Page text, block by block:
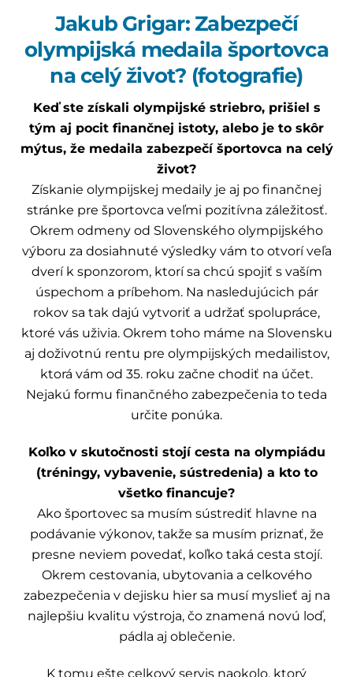
Jakub Grigar: Zabezpečí
olympijská medaila športovca
na celý život? (fotografie)
Keď ste získali olympijské striebro, prišiel s
tým aj pocit finančnej istoty, alebo je to skôr
mýtus, že medaila zabezpečí športovca na celý
život?
Získanie olympijskej medaily je aj po finančnej
stránke pre športovca veľmi pozitívna záležitosť.
Okrem odmeny od Slovenského olympijského
výboru za dosiahnuté výsledky vám to otvorí veľa
dverí k sponzorom, ktorí sa chcú spojiť s vaším
úspechom a príbehom. Na nasledujúcich pár
rokov sa tak dajú vytvoriť a udržať spolupráce,
ktoré vás uživia. Okrem toho máme na Slovensku
aj doživotnú rentu pre olympijských medailistov,
ktorá vám od 35. roku začne chodiť na účet.
Nejakú formu finančného zabezpečenia to teda
určite ponúka.
Koľko v skutočnosti stojí cesta na olympiádu
(tréningy, vybavenie, sústredenia) a kto to
všetko financuje?
Ako športovec sa musím sústrediť hlavne na
podávanie výkonov, takže sa musím priznať, že
presne neviem povedať, koľko taká cesta stojí.
Okrem cestovania, ubytovania a celkového
zabezpečenia v dejisku hier sa musí myslieť aj na
najlepšiu kvalitu výstroja, čo znamená novú loď,
pádla aj oblečenie.
K tomu ešte celkový servis naokolo, ktorý